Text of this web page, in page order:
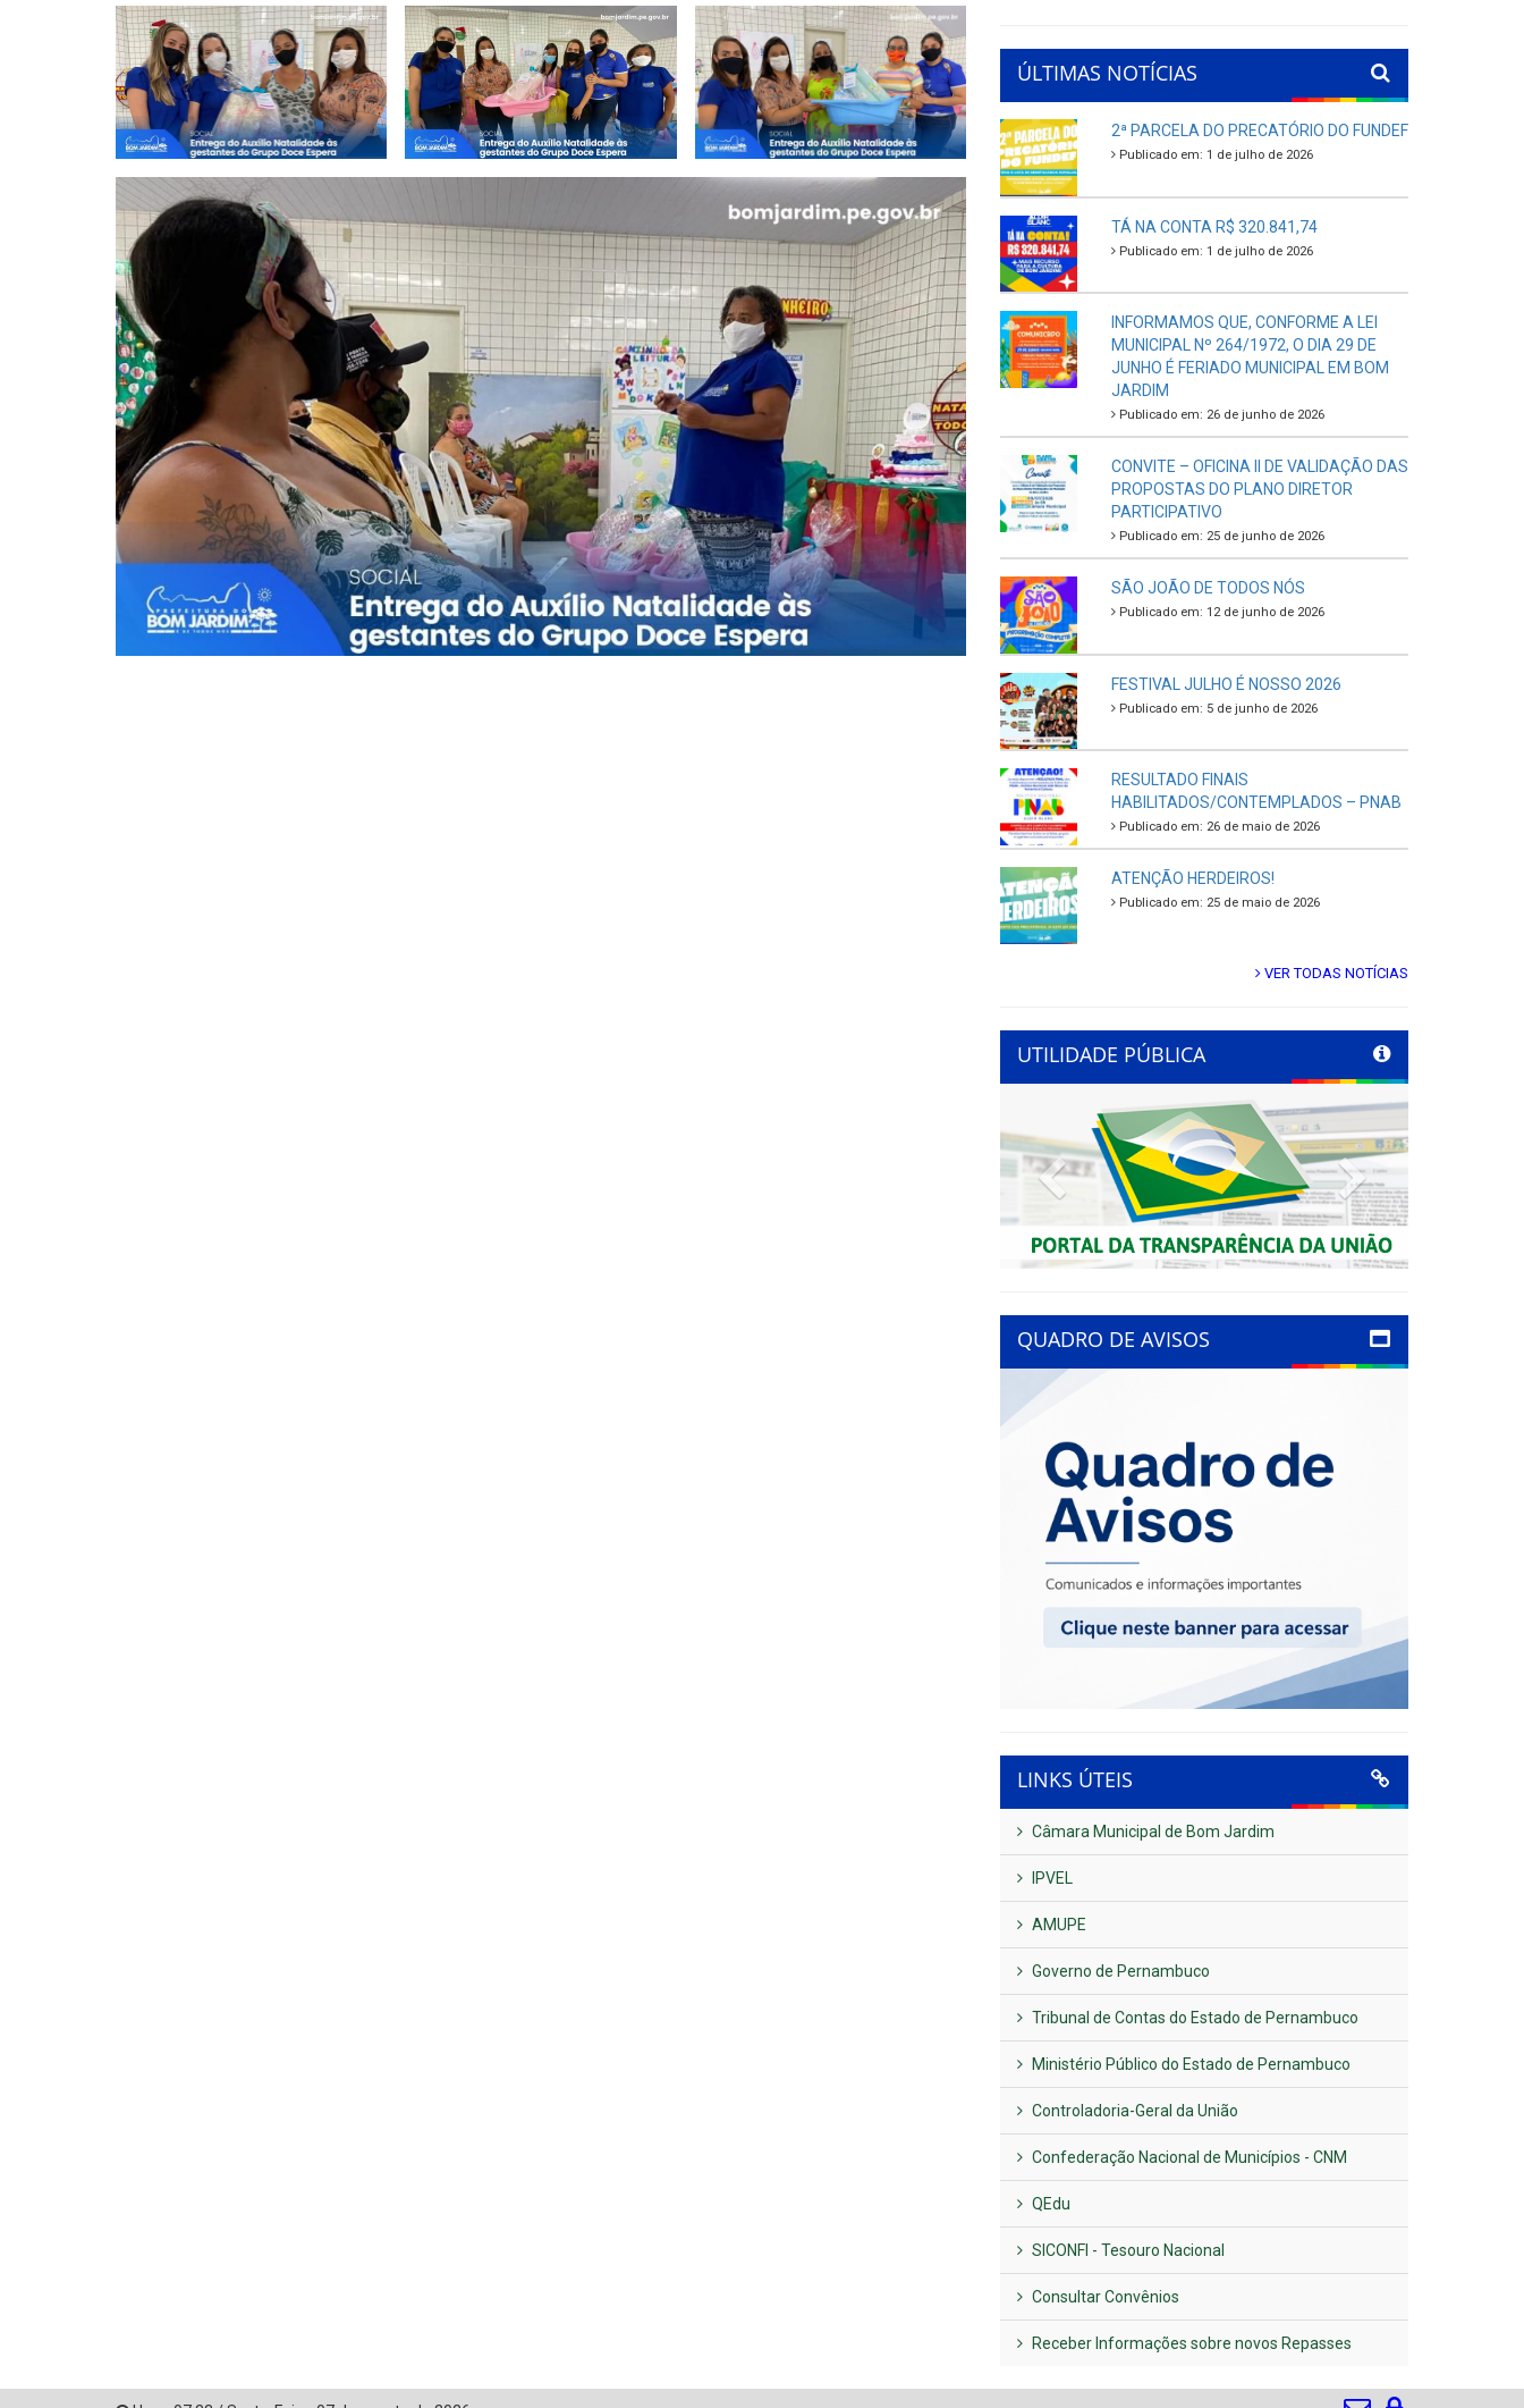
ÚLTIMAS NOTÍCIAS
2ª PARCELA DO PRECATÓRIO DO FUNDEF
Publicado em: 1 de julho de 2026
TÁ NA CONTA R$ 320.841,74
Publicado em: 1 de julho de 2026
INFORMAMOS QUE, CONFORME A LEI
MUNICIPAL Nº 264/1972, O DIA 29 DE
JUNHO É FERIADO MUNICIPAL EM BOM
JARDIM
Publicado em: 26 de junho de 2026
CONVITE – OFICINA II DE VALIDAÇÃO DAS
PROPOSTAS DO PLANO DIRETOR
PARTICIPATIVO
Publicado em: 25 de junho de 2026
SÃO JOÃO DE TODOS NÓS
Publicado em: 12 de junho de 2026
FESTIVAL JULHO É NOSSO 2026
Publicado em: 5 de junho de 2026
RESULTADO FINAIS
HABILITADOS/CONTEMPLADOS – PNAB
Publicado em: 26 de maio de 2026
ATENÇÃO HERDEIROS!
Publicado em: 25 de maio de 2026
VER TODAS NOTÍCIAS
UTILIDADE PÚBLICA
Previous Next
QUADRO DE AVISOS
LINKS ÚTEIS
Câmara Municipal de Bom Jardim
IPVEL
AMUPE
Governo de Pernambuco
Tribunal de Contas do Estado de Pernambuco
Ministério Público do Estado de Pernambuco
Controladoria-Geral da União
Confederação Nacional de Municípios - CNM
QEdu
SICONFI - Tesouro Nacional
Consultar Convênios
Receber Informações sobre novos Repasses